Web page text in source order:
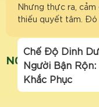
Nhưng thực ra,
thiếu quyết tâm. Đó
NGU COC DINH
Chế Độ Dinh
Người Bận Rộn:
Khắc Phục